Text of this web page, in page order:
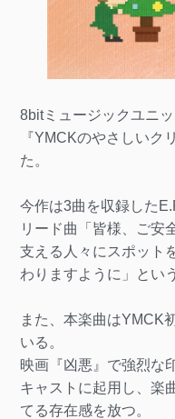
8bitミュージックユニ
『YMCKのやさしいク
た。
今作は3曲を収録した
リード曲「皆様、ご安
支える人々にスポット
わりますように」とい
また、本楽曲はYMCK
いる。
映画『凶悪』で強烈な
キャストに起用し、楽
てる存在感を放つ。